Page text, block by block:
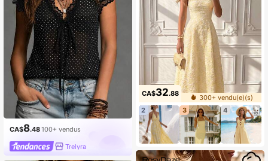
CA$8.48100+ vendus
Trelyra
CA$32.88
300+ vendu(e)(s)
2
3 4